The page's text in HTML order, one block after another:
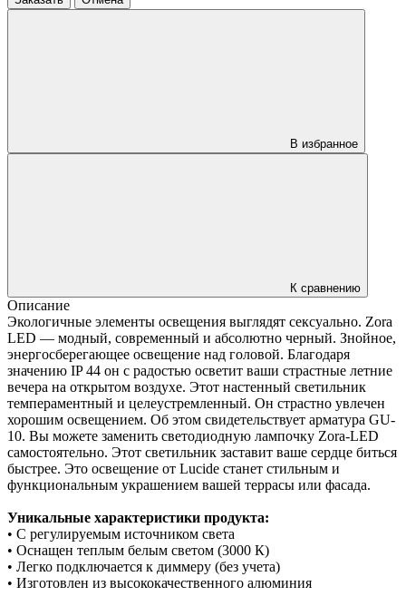
В избранное
К сравнению
Описание
Экологичные элементы освещения выглядят сексуально. Zora
LED — модный, современный и абсолютно черный. Знойное,
энергосберегающее освещение над головой. Благодаря
значению IP 44 он с радостью осветит ваши страстные летние
вечера на открытом воздухе. Этот настенный светильник
темпераментный и целеустремленный. Он страстно увлечен
хорошим освещением. Об этом свидетельствует арматура GU-
10. Вы можете заменить светодиодную лампочку Zora-LED
самостоятельно. Этот светильник заставит ваше сердце биться
быстрее. Это освещение от Lucide станет стильным и
функциональным украшением вашей террасы или фасада.
Уникальные характеристики продукта:
• С регулируемым источником света
• Оснащен теплым белым светом (3000 К)
• Легко подключается к диммеру (без учета)
• Изготовлен из высококачественного алюминия